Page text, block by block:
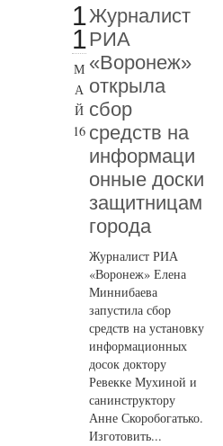
1
1
М
А
Й
16
Журналист
РИА
«Воронеж»
открыла
сбор
средств на
информаци
онные доски
защитницам
города
Журналист РИА
«Воронеж» Елена
Миннибаева
запустила сбор
средств на установку
информационных
досок доктору
Ревекке Мухиной и
санинструктору
Анне Скоробогатько.
Изготовить...